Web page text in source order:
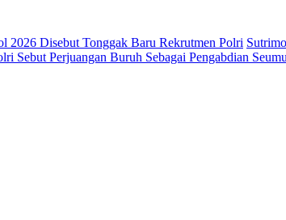
2026 Disebut Tonggak Baru Rekrutmen Polri
Sebut Perjuangan Buruh Sebagai Pengabdian